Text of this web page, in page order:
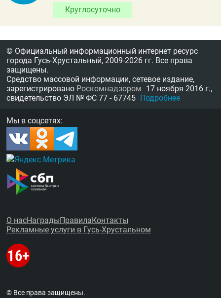
Круглосуточно
© Официальный информационный интернет ресурс
города Гусь-Хрустальный, 2009-2026 гг. Все права
защищены.
Средство массовой информации, сетевое издание,
зарегистрировано Роскомнадзором 17 ноября 2016 г.,
свидетельство ЭЛ № ФС 77 - 67745 Подробнее
Мы в соцсетях:
О насНаграды Правила Контакты
Рекламные услуги в Гусь-Хрустальном
© Все права защищены.